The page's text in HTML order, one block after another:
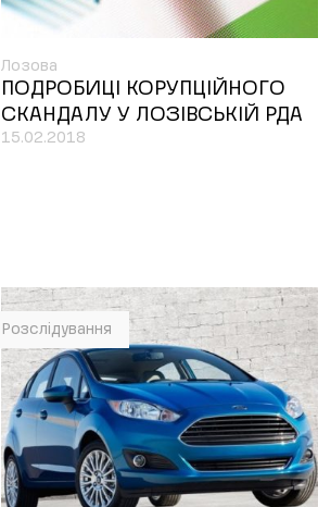
Лозова
ПОДРОБИЦІ КОРУПЦІЙНОГО
СКАНДАЛУ У ЛОЗІВСЬКІЙ РДА
15.02.2018
Розслідування